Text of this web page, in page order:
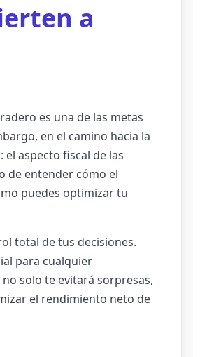
a
es una de las metas
en el camino hacia la
aspecto fiscal de las
de entender cómo el
puedes optimizar tu
total de tus decisiones.
para cualquier
solo te evitará sorpresas,
el rendimiento neto de